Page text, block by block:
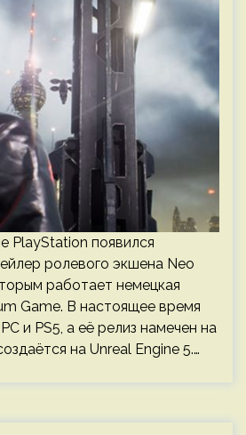
PlayStation появился
ролевого экшена Neo
работает немецкая
Game. В настоящее время
и PS5, а её релиз намечен на
на Unreal Engine 5.…